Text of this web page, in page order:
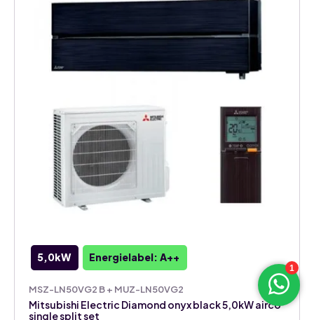
split
aantal
5,0kW Energielabel: A++
MSZ-LN50VG2 B + MUZ-LN50VG2
Mitsubishi Electric Diamond onyx black 5,0kW airco
single split set